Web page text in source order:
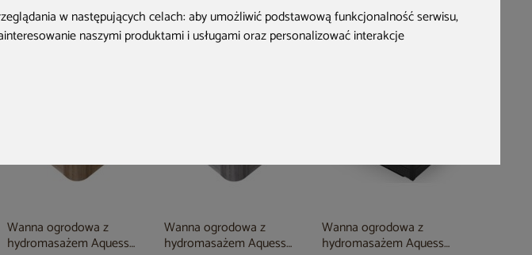
w następujących celach:aby umożliwić podstawową funkcjonalność serwisu,
naszymi produktami i usługami oraz personalizować interakcje
Wanna ogrodowa z
hydromasażem Aquess
Wanna ogrodowa z
hydromasażem Aquess
Wanna ogrodowa z
hydromasażem Aquess